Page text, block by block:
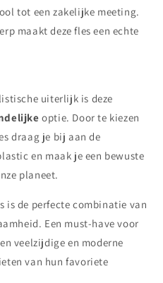
tot een zakelijke meeting.
maakt deze fles een echte
uiterlijk is deze
optie. Door te kiezen
draag je bij aan de
en maak je een bewuste
planeet.
is de perfecte combinatie van
Een must-have voor
veelzijdige en moderne
van hun favoriete